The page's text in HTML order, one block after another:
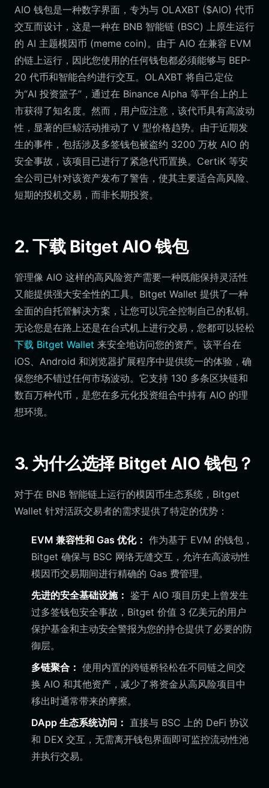
AIO 钱包是一种数字界面，专为与 OLAXBT ($AIO) 代币
交互而设计，这是一种在 BNB 智能链 (BSC) 上原生运行
的 AI 主题模因币 (meme coin)。由于 AIO 在兼容 EVM
的链上运行，因此您使用的任何钱包都必须能够与 BEP-
20 代币和智能合约进行交互。OLAXBT 将自己定位
为“AI 投资篮子”，通过在 Binance Alpha 等平台上的上
市获得了知名度。然而，用户应注意，该代币具有高波动
性，显著的巨鲸活动推动了 V 型价格趋势。由于近期发
生的事件，包括涉及多签钱包被盗约 3200 万枚 AIO 的
安全事故，该项目已进行了紧急代币置换。CertiK 等安
全公司已针对该资产发布了警告，使其主要适合高风险、
短期的投机交易，而非长期投资。
2. 下载 Bitget AIO 钱包
管理像 AIO 这样的高风险资产需要一种既能保持灵活性
又能提供强大安全性的工具。Bitget Wallet 提供了一种
全面的自托管解决方案，让您可以完全控制自己的私钥。
无论您是在路上还是在台式机上进行交易，您都可以轻松
下载 Bitget Wallet 来安全地访问您的资产。该平台在
iOS、Android 和浏览器扩展程序中提供统一的体验，确
保您绝不错过任何市场波动。它支持 130 多条区块链和
数百万种代币，是您在多元化投资组合中持有 AIO 的理
想环境。
3. 为什么选择 Bitget AIO 钱包？
对于在 BNB 智能链上运行的模因币生态系统，Bitget
Wallet 针对活跃交易者的需求提供了特定的优势：
EVM 兼容性和 Gas 优化： 作为基于 EVM 的钱包，
Bitget 确保与 BSC 网络无缝交互，允许在高波动性
模因币交易期间进行精确的 Gas 费管理。
先进的安全基础设施： 鉴于 AIO 项目历史上曾发生
过多签钱包安全事故，Bitget 价值 3 亿美元的用户
保护基金和主动安全警报为您的持仓提供了必要的防
御层。
多链聚合： 使用内置的跨链桥轻松在不同链之间交
换 AIO 和其他资产，减少了将资金从高风险项目中
移出时通常带来的摩擦。
DApp 生态系统访问： 直接与 BSC 上的 DeFi 协议
和 DEX 交互，无需离开钱包界面即可监控流动性池
并执行交易。